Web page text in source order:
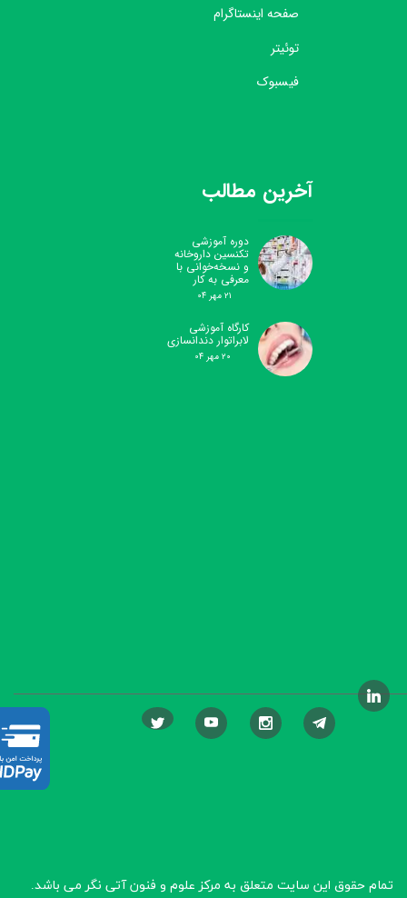
آخرین مطالب
دوره آموزشی
تکنسین داروخانه
و نسخه‌خوانی با
معرفی به کار
۲۱ مهر ۰۴
کارگاه آموزشی
لابراتوار دندانسازی
۲۰ مهر ۰۴
صفحه اینستاگرام
توئیتر
فیسبوک
تمام حقوق این سایت متعلق به مرکز علوم و فنون آتی نگر می باشد.